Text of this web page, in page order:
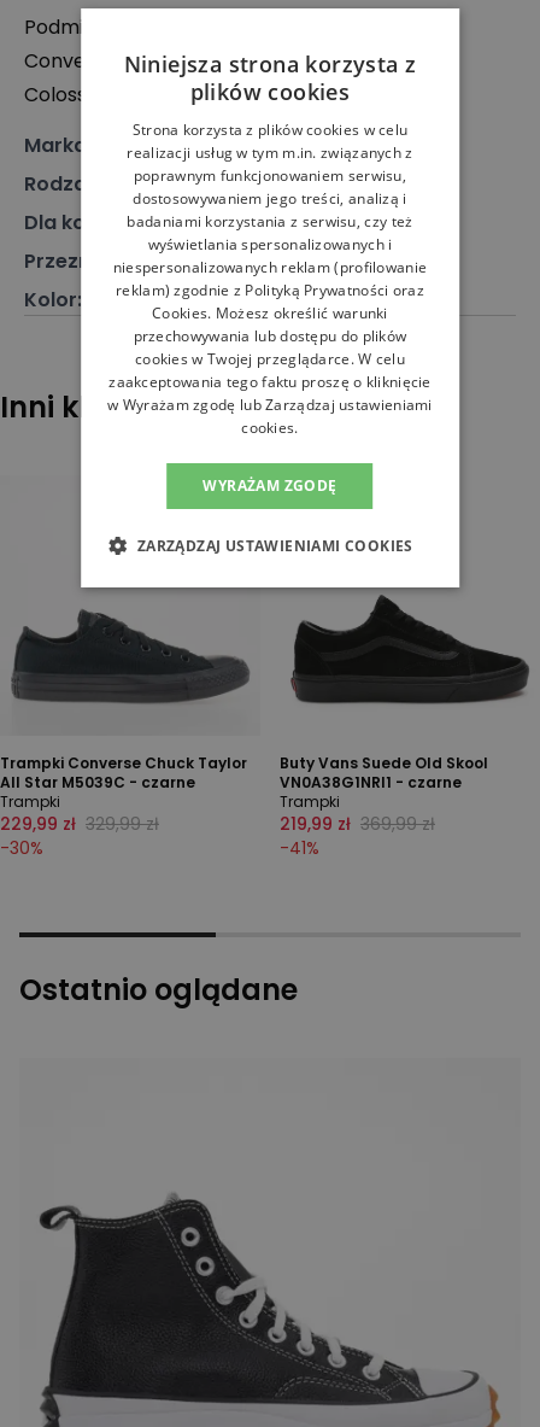
Podmiot odpowiedzialny:
Converse The Netherlands B.V
Colosseum 1, 1213 Hilversum, Holandia
Marka
Converse
Rodzaj
Obuwie, Sneakersy, Trampki
Dla kogo
Dla niej
Przeznaczenie:Buty klasyczne
Kolor: Czarny
Inni klienci sprawdzali również
Trampki Converse Chuck Taylor
All Star M5039C - czarne
Trampki
229,99 zł 329,99 zł
-30%
Buty Vans Suede Old Skool
VN0A38G1NRI1 - czarne
Trampki
219,99 zł 369,99 zł
-41%
Ostatnio oglądane
Niniejsza strona korzysta z
plików cookies
Strona korzysta z plików cookies w celu
realizacji usług w tym m.in. związanych z
poprawnym funkcjonowaniem serwisu,
dostosowywaniem jego treści, analizą i
badaniami korzystania z serwisu, czy też
wyświetlania spersonalizowanych i
niespersonalizowanych reklam (profilowanie
reklam) zgodnie z Polityką Prywatności oraz
Cookies. Możesz określić warunki
przechowywania lub dostępu do plików
cookies w Twojej przeglądarce. W celu
zaakceptowania tego faktu proszę o kliknięcie
w Wyrażam zgodę lub Zarządzaj ustawieniami
cookies.
WYRAŻAM ZGODĘ
ZARZĄDZAJ USTAWIENIAMI COOKIES